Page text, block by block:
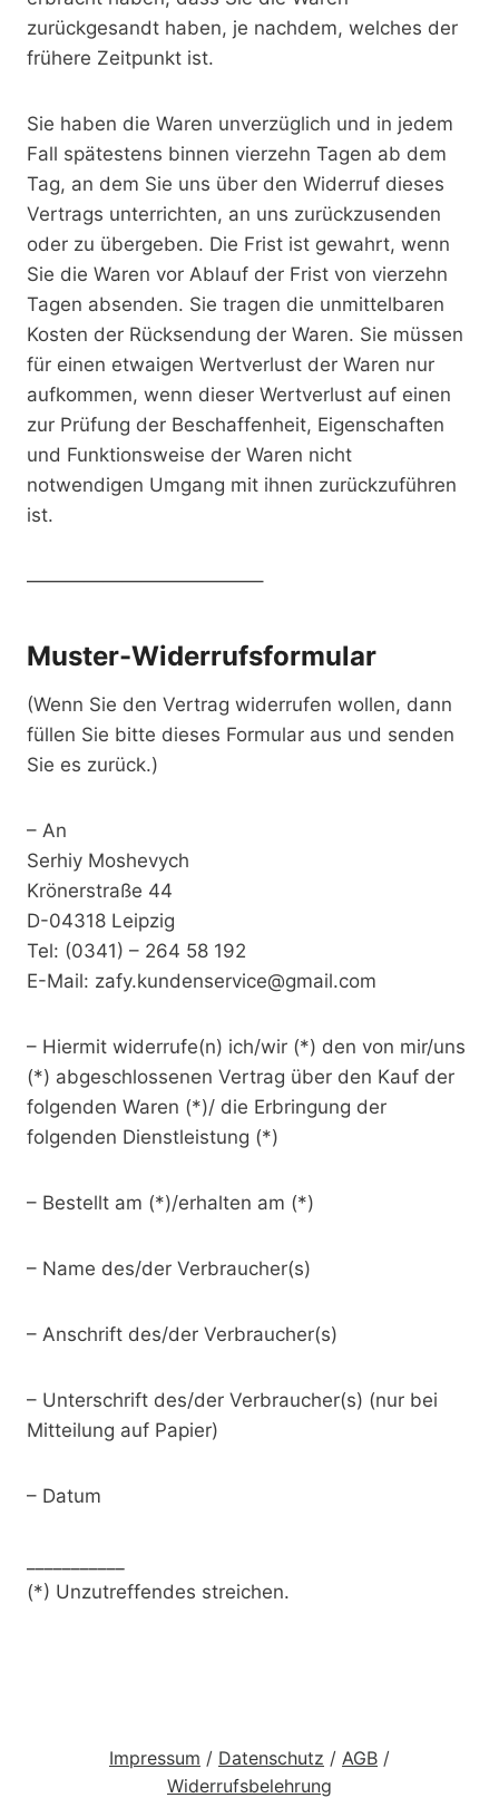
zurückgesandt haben, je nachdem, welches der
frühere Zeitpunkt ist.
Sie haben die Waren unverzüglich und in jedem
Fall spätestens binnen vierzehn Tagen ab dem
Tag, an dem Sie uns über den Widerruf dieses
Vertrags unterrichten, an uns zurückzusenden
oder zu übergeben. Die Frist ist gewahrt, wenn
Sie die Waren vor Ablauf der Frist von vierzehn
Tagen absenden. Sie tragen die unmittelbaren
Kosten der Rücksendung der Waren. Sie müssen
für einen etwaigen Wertverlust der Waren nur
aufkommen, wenn dieser Wertverlust auf einen
zur Prüfung der Beschaffenheit, Eigenschaften
und Funktionsweise der Waren nicht
notwendigen Umgang mit ihnen zurückzuführen
ist.
————————————–
Muster-Widerrufsformular
(Wenn Sie den Vertrag widerrufen wollen, dann
füllen Sie bitte dieses Formular aus und senden
Sie es zurück.)
– An
Serhiy Moshevych
Krönerstraße 44
D-04318 Leipzig
Tel: (0341) – 264 58 192
E-Mail: zafy.kundenservice@gmail.com
– Hiermit widerrufe(n) ich/wir (*) den von mir/uns
(*) abgeschlossenen Vertrag über den Kauf der
folgenden Waren (*)/ die Erbringung der
folgenden Dienstleistung (*)
– Bestellt am (*)/erhalten am (*)
– Name des/der Verbraucher(s)
– Anschrift des/der Verbraucher(s)
– Unterschrift des/der Verbraucher(s) (nur bei
Mitteilung auf Papier)
– Datum
(*) Unzutreffendes streichen.
Impressum / Datenschutz / AGB /
Widerrufsbelehrung